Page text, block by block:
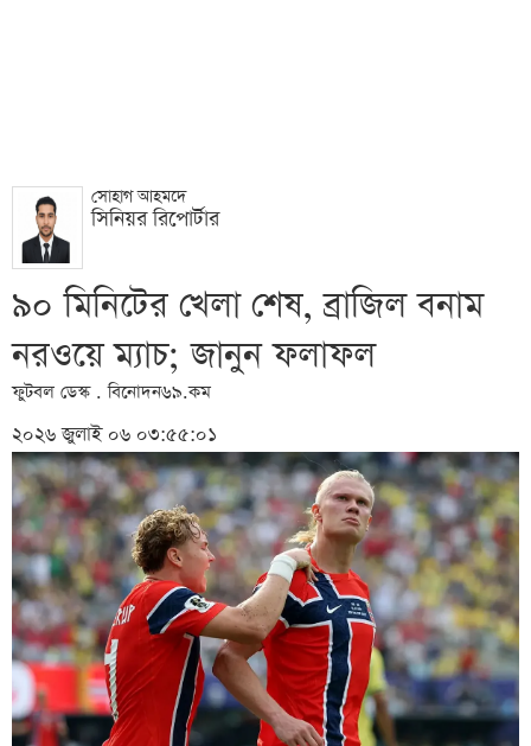
সোহাগ আহমদে
সিনিয়র রিপোর্টার
৯০ মিনিটের খেলা শেষ, ব্রাজিল বনাম
নরওয়ে ম্যাচ; জানুন ফলাফল
ফুটবল ডেস্ক . বিনোদন৬৯.কম
২০২৬ জুলাই ০৬ ০৩:৫৫:০১